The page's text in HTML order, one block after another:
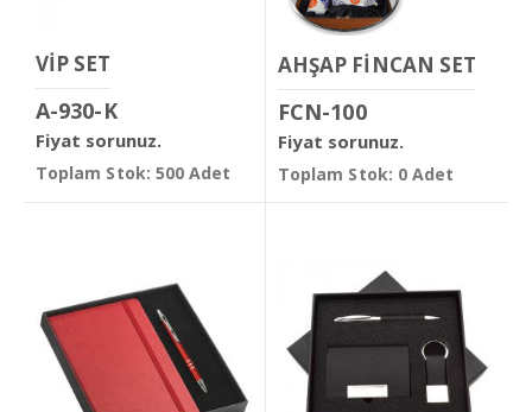
VİP SET
A-930-K
Fiyat sorunuz.
Toplam Stok: 500 Adet
AHŞAP FİNCAN SET
FCN-100
Fiyat sorunuz.
Toplam Stok: 0 Adet